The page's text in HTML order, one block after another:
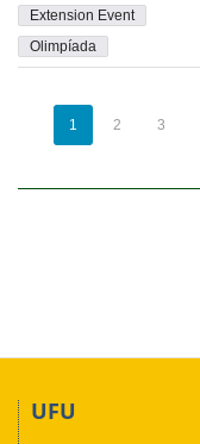
Extension Event
Olimpíada
1 2 3
UFU